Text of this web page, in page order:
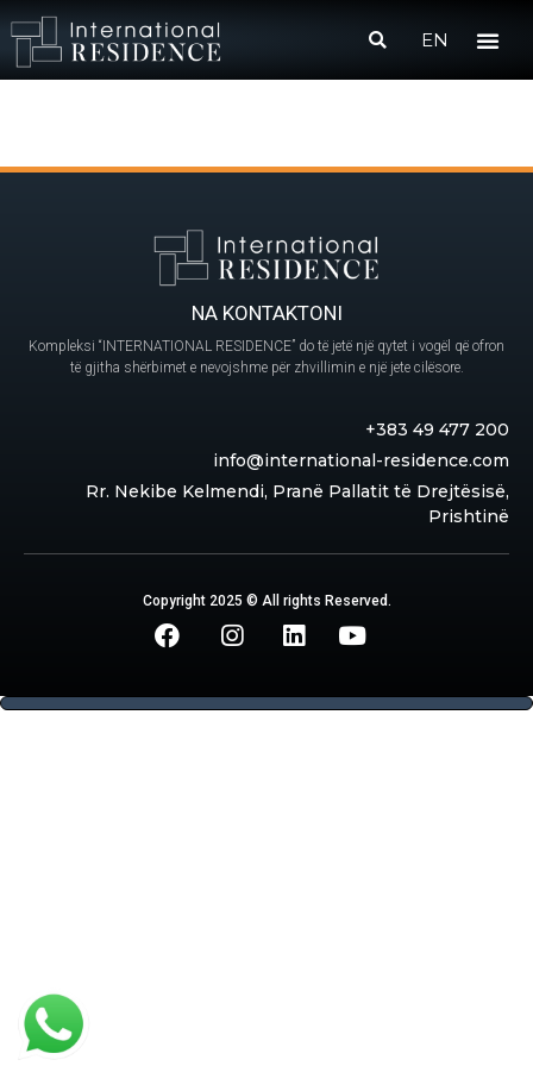
EN
NA KONTAKTONI
Kompleksi “INTERNATIONAL RESIDENCE” do të jetë një qytet i vogël që ofron
të gjitha shërbimet e nevojshme për zhvillimin e një jete cilësore.
+383 49 477 200
info@international-residence.com
Rr. Nekibe Kelmendi, Pranë Pallatit të Drejtësisë,
Prishtinë
Copyright 2025 © All rights Reserved.